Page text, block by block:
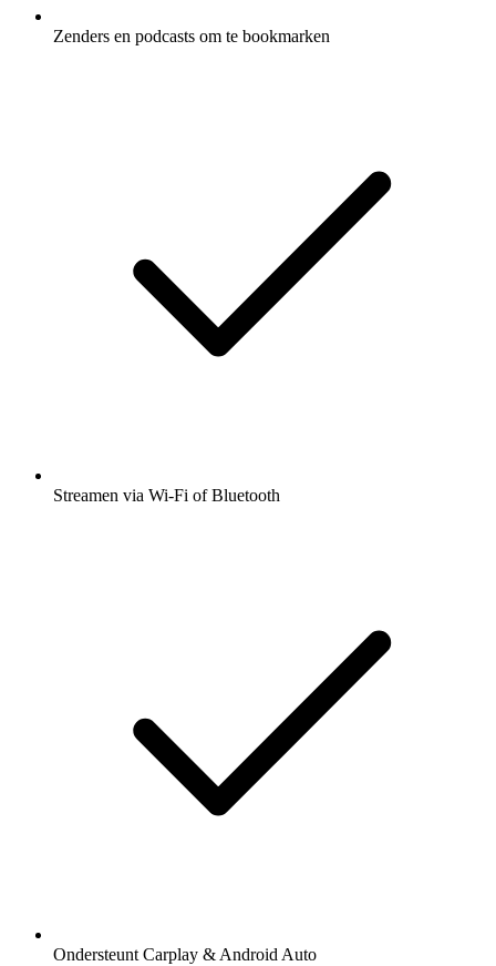
Zenders en podcasts om te bookmarken
Streamen via Wi-Fi of Bluetooth
Ondersteunt Carplay & Android Auto